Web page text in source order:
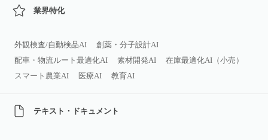
業界特化
外観検査/自動検品AI
創薬・分子設計AI
配車・物流ルート最適化AI
素材開発AI
在庫最適化AI（小売）
スマート農業AI
医療AI 教育AI
テキスト・ドキュメント